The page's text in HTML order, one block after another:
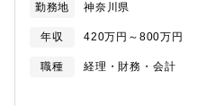
を強みに、社会インフラの安定
士法人・行政書士法人の士業法
客様のあらゆる悩みにワンスト
築しております。 社員が働き
用・フレックス制度・テレワー
な経験を積める環境があり、チ
勤務地 神奈川県
年収 420万円～800万円
職種
経理・財務・会計